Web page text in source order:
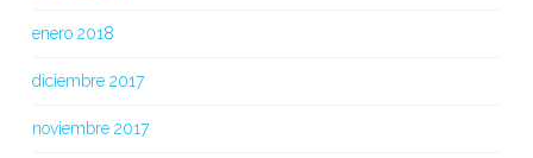
enero 2018
diciembre 2017
noviembre 2017